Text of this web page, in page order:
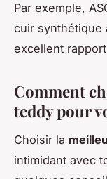
Par exemple,
cuir synthétique
excellent
Comment
teddy pour
Choisir la
intimidant avec